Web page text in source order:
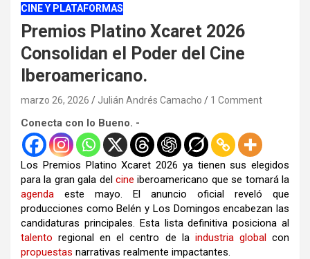
CINE Y PLATAFORMAS
Premios Platino Xcaret 2026
Consolidan el Poder del Cine
Iberoamericano.
marzo 26, 2026 Julián Andrés Camacho 1 Comment
Conecta con lo Bueno. -
Los Premios Platino Xcaret 2026 ya tienen sus elegidos
para la gran gala del cine iberoamericano que se tomará la
agenda este mayo. El anuncio oficial reveló que
producciones como Belén y Los Domingos encabezan las
candidaturas principales. Esta lista definitiva posiciona al
talento regional en el centro de la industria globalcon
propuestas narrativas realmente impactantes.